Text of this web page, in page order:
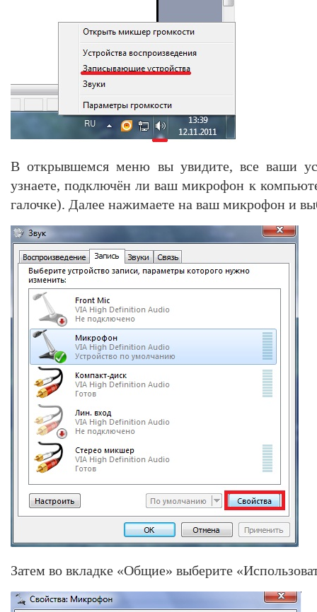
В открывшемся меню вы увидите, все ваши
узнаете, подключён ли ваш микрофон к
галочке). Далее нажимаете на ваш микрофон и
Затем во вкладке «Общие» выберите